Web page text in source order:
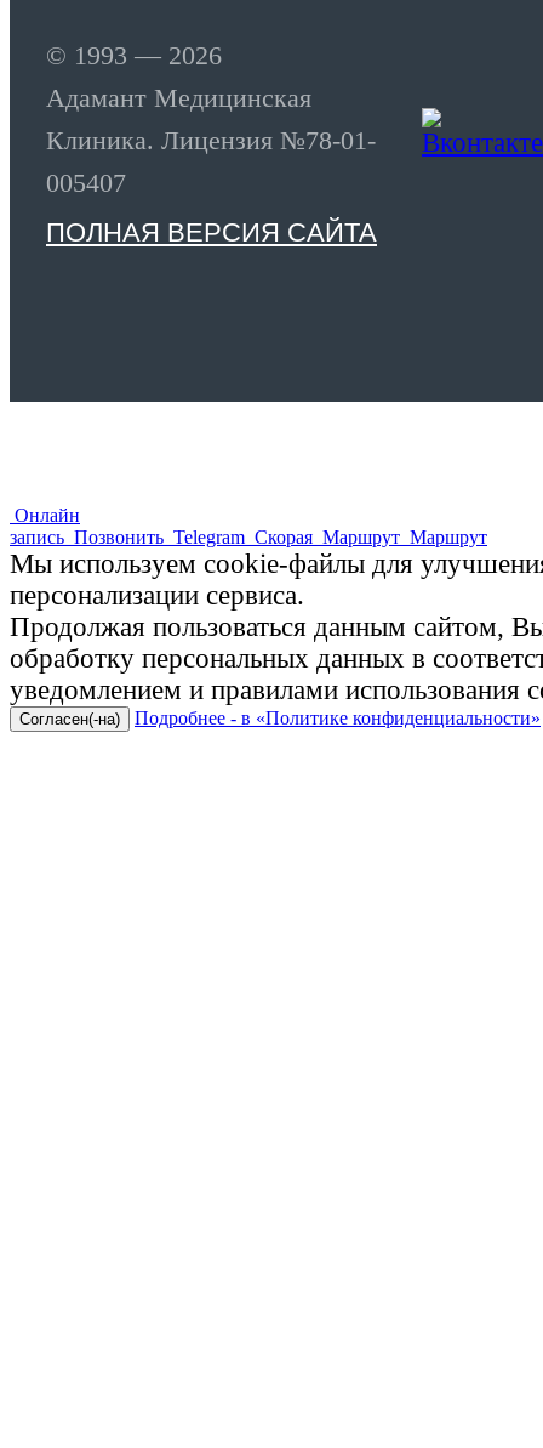
© 1993 — 2026
Адамант Медицинская
Клиника. Лицензия №78-01-
005407
ПОЛНАЯ ВЕРСИЯ САЙТА
Онлайн
запись Позвонить Telegram Скорая Маршрут Маршрут
Мы используем cookie-файлы для
персонализации сервиса.
Продолжая пользоваться данным сайтом, Вы
обработку персональных данных в
уведомлением и правилами использования
Согласен(-на) Подробнее - в «Политике конфиденциальности»